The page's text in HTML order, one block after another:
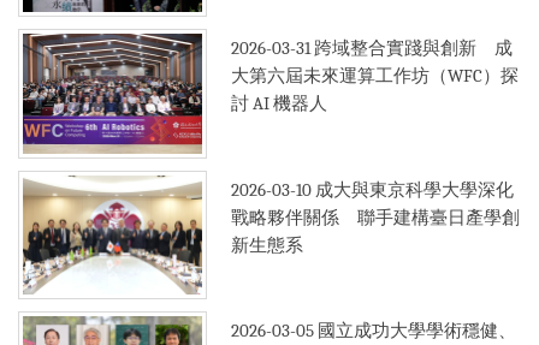
2026-03-31跨域整合實踐與創新 成
大第六屆未來運算工作坊（WFC）探
討 AI 機器人
2026-03-10 成大與東京科學大學深化
戰略夥伴關係 聯手建構臺日產學創
新生態系
2026-03-05 國立成功大學學術穩健、